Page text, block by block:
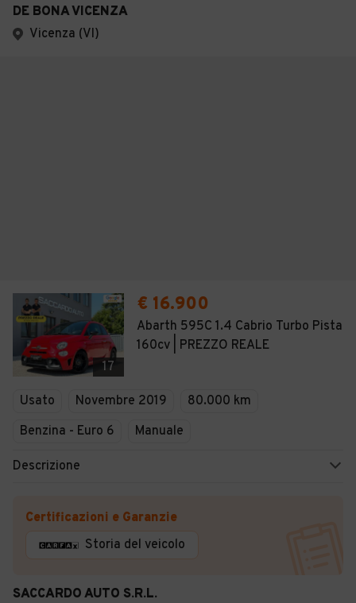
DE BONA VICENZA
Vicenza (VI)
17
€ 16.900
Abarth 595C 1.4 Cabrio Turbo Pista
160cv | PREZZO REALE
Usato Novembre 2019
80.000 km
Benzina - Euro 6
Manuale
Descrizione
Certificazioni e Garanzie
Storia del veicolo
SACCARDO AUTO S.R.L.